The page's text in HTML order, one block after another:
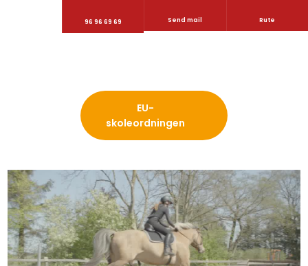
96 96 69 69 Send mail Rute
​EU-
skoleordningen